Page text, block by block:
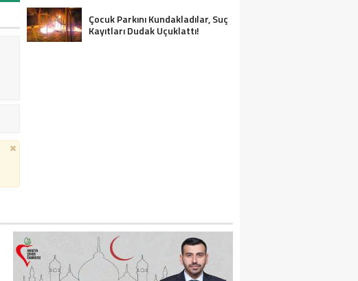
Çocuk Parkını Kundakladılar, Suç
Kayıtları Dudak Uçuklattı!